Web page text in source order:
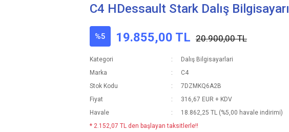
C4 HDessault Stark Dalış Bilgisayarı
%5 19.855,00 TL 20.900,00 TL
Kategori
Dalış Bilgisayarlari
Marka
C4
Stok Kodu
7DZMKQ6A2B
Fiyat
316,67 EUR + KDV
Havale
18.862,25 TL (%5,00 havale indirimi)
* 2.152,07 TL den başlayan taksitlerle!!